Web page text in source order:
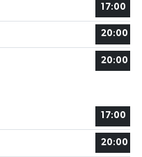
17:00
20:00
20:00
17:00
20:00